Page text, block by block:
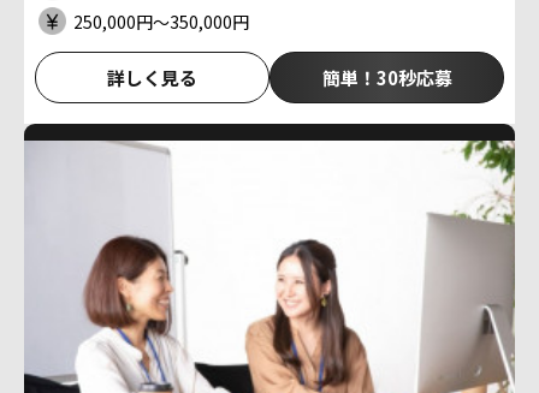
250,000円〜350,000円
詳しく見る 簡単！30秒応募